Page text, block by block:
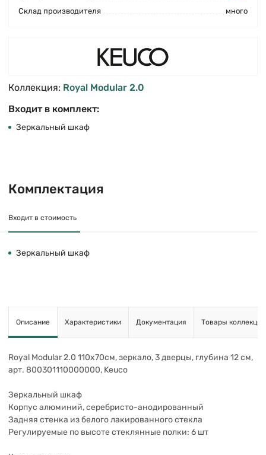
Склад производителя
много
Коллекция: Royal Modular 2.0
Входит в комплект:
Зеркальный шкаф
Комплектация
Входит в стоимость
Зеркальный шкаф
Описание Характеристики Документация Товары коллекции
Royal Modular 2.0 110х70см, зеркало, 3 дверцы, глубина 12 см,
арт. 800301110000000, Keuco
Зеркальный шкаф
Корпус алюминий, серебристо-анодированный
Задняя стенка из белого лакированного стекла
Регулируемые по высоте стеклянные полки: 6 шт